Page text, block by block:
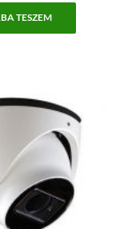
TESZEM